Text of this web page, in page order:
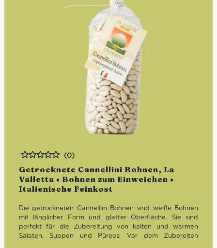
Getrocknete Cannellini Bohnen, La
Valletta • Bohnen zum Einweichen •
Italienische Feinkost
Bewertet
(0)
Die getrockneten Cannellini Bohnen sind weiße Bohnen
mit länglicher Form und glatter Oberfläche. Sie sind
perfekt für die Zubereitung von kalten und warmen
Salaten, Suppen und Pürees. Vor dem Zubereiten